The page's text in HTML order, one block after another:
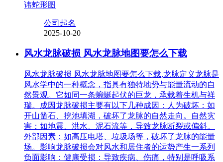
讳蛇形图
公司起名
2025-10-20
风水龙脉破损 风水龙脉地图要怎么下载
风水龙脉破损 风水龙脉地图要怎么下载,龙脉定义龙脉是
风水学中的一种概念，指具有独特地势与能量流动的自
然景观。它如同一条蜿蜒起伏的巨龙，承载着生机与祥
瑞。成因龙脉破损主要有以下几种成因：人为破坏：如
开山凿石、挖池填湖，破坏了龙脉的自然走向。自然灾
害：如地震、洪水、泥石流等，导致龙脉断裂或偏斜。
外部因素：如高压电塔、垃圾场等，破坏了龙脉的能量
场。影响龙脉破损会对风水和居住者的运势产生一系列
负面影响：健康受损：导致疾病、伤痛，特别是呼吸系